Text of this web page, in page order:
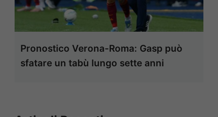
Pronostico Verona-Roma: Gasp può
sfatare un tabù lungo sette anni